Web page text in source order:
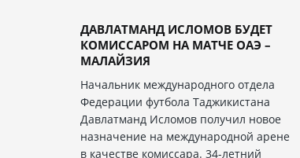
ДАВЛАТМАНД ИСЛОМОВ БУДЕТ
КОМИССАРОМ НА МАТЧЕ ОАЭ –
МАЛАЙЗИЯ
Начальник международного отдела
Федерации футбола Таджикистана
Давлатманд Исломов получил новое
назначение на международной арене
в качестве комиссара. 34-летний